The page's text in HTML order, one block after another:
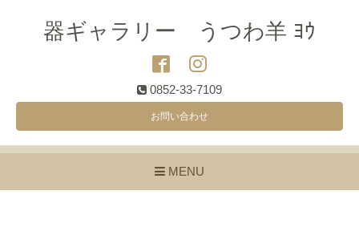
器ギャラリー うつわ羊 ﾖｳ
0852-33-7109
お問い合わせ
MENU